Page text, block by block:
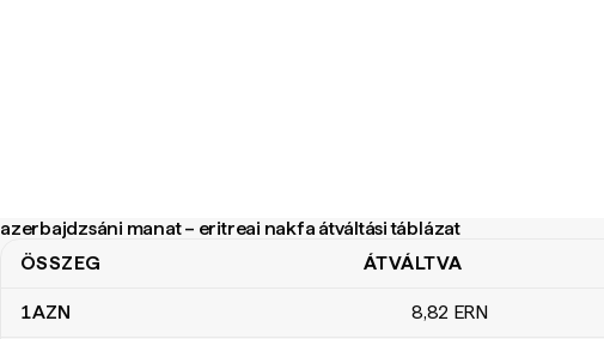
azerbajdzsáni manat – eritreai nakfa átváltási táblázat
azerbajdzsáni manat – eritreai nakfa átváltási táblázat
ÖSSZEG ÁTVÁLTVA
1AZN 8,82 ERN